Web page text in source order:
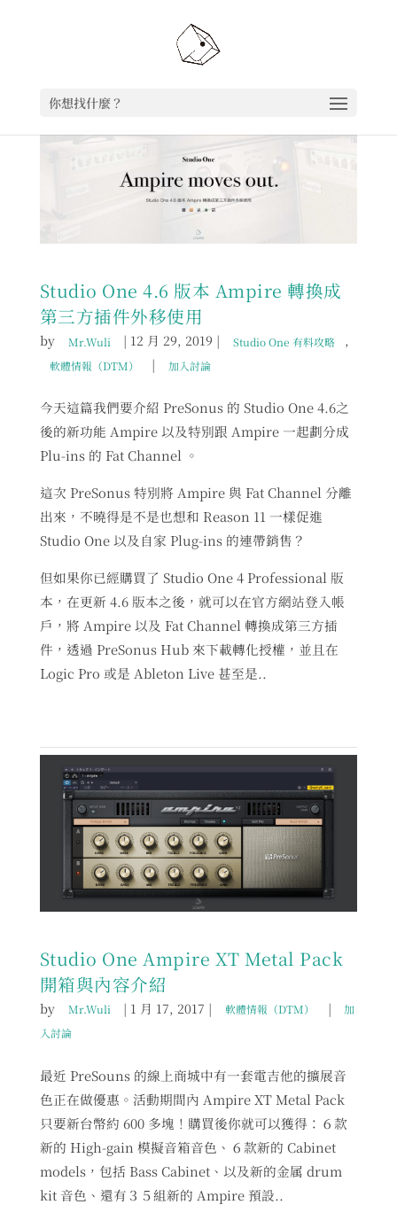
你想找什麼？
Studio One 4.6 版本 Ampire 轉換成
第三方插件外移使用
by Mr.Wuli | 12 月 29, 2019 | Studio One 有料攻略 ,
軟體情報（DTM） | 加入討論
今天這篇我們要介紹 PreSonus 的 Studio One 4.6之
後的新功能 Ampire 以及特別跟 Ampire 一起劃分成
Plu-ins 的 Fat Channel 。
這次 PreSonus 特別將 Ampire 與 Fat Channel 分離
出來，不曉得是不是也想和 Reason 11 一樣促進
Studio One 以及自家 Plug-ins 的連帶銷售？
但如果你已經購買了 Studio One 4 Professional 版
本，在更新 4.6 版本之後，就可以在官方網站登入帳
戶，將 Ampire 以及 Fat Channel 轉換成第三方插
件，透過 PreSonus Hub 來下載轉化授權，並且在
Logic Pro 或是 Ableton Live 甚至是..
Studio One Ampire XT Metal Pack
開箱與內容介紹
by Mr.Wuli | 1 月 17, 2017 | 軟體情報（DTM） |
加
入討論
最近 PreSouns 的線上商城中有一套電吉他的擴展音
色正在做優惠。活動期間內 Ampire XT Metal Pack
只要新台幣約 600 多塊！購買後你就可以獲得：６款
新的 High-gain 模擬音箱音色、６款新的 Cabinet
models，包括 Bass Cabinet、以及新的金属 drum
kit 音色、還有３５組新的 Ampire 預設..